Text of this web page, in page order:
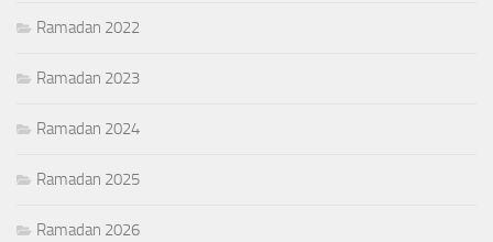
Ramadan 2022
Ramadan 2023
Ramadan 2024
Ramadan 2025
Ramadan 2026